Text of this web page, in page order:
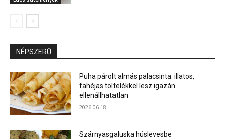
NÉPSZERŰ
Puha párolt almás palacsinta: illatos,
fahéjas töltelékkel lesz igazán
ellenállhatatlan
2026.06.18.
Szárnyasgaluska húslevesbe